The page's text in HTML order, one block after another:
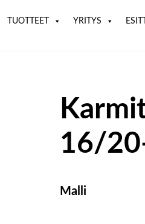
TUOTTEET YRITYS
16/
Malli